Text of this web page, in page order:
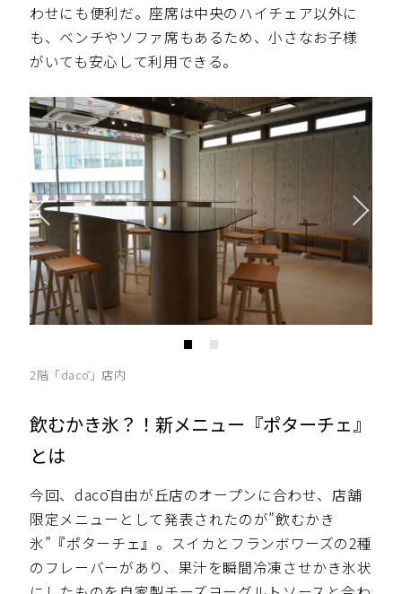
わせにも便利だ。座席は中央のハイチェア以外に
も、ベンチやソファ席もあるため、小さなお子様
がいても安心して利用できる。
2階「dacō」店内
飲むかき氷？！新メニュー『ポターチェ』
とは
今回、dacō自由が丘店のオープンに合わせ、店舗
限定メニューとして発表されたのが”飲むかき
氷”『ポターチェ』。スイカとフランボワーズの2種
のフレーバーがあり、果汁を瞬間冷凍させかき氷状